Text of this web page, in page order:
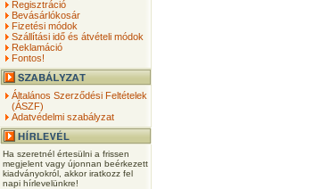
Regisztráció
Bevásárlókosár
Fizetési módok
Szállítási idő és átvételi módok
Reklamáció
Fontos!
Általános Szerződési Feltételek
(ÁSZF)
Adatvédelmi szabályzat
Ha szeretnél értesülni a frissen
megjelent vagy újonnan beérkezett
kiadványokról, akkor iratkozz fel
napi hírlevelünkre!